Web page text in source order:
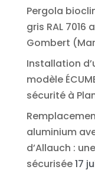
Pergola
gris RAL
Gombert
Installation
modèle
sécurité à
aluminium
d’Allauch :
sécurisée17